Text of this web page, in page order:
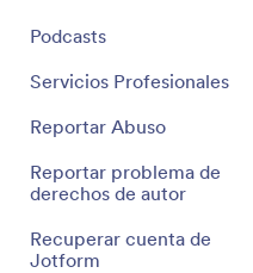
Podcasts
Servicios Profesionales
Reportar Abuso
Reportar problema de
derechos de autor
Recuperar cuenta de
Jotform